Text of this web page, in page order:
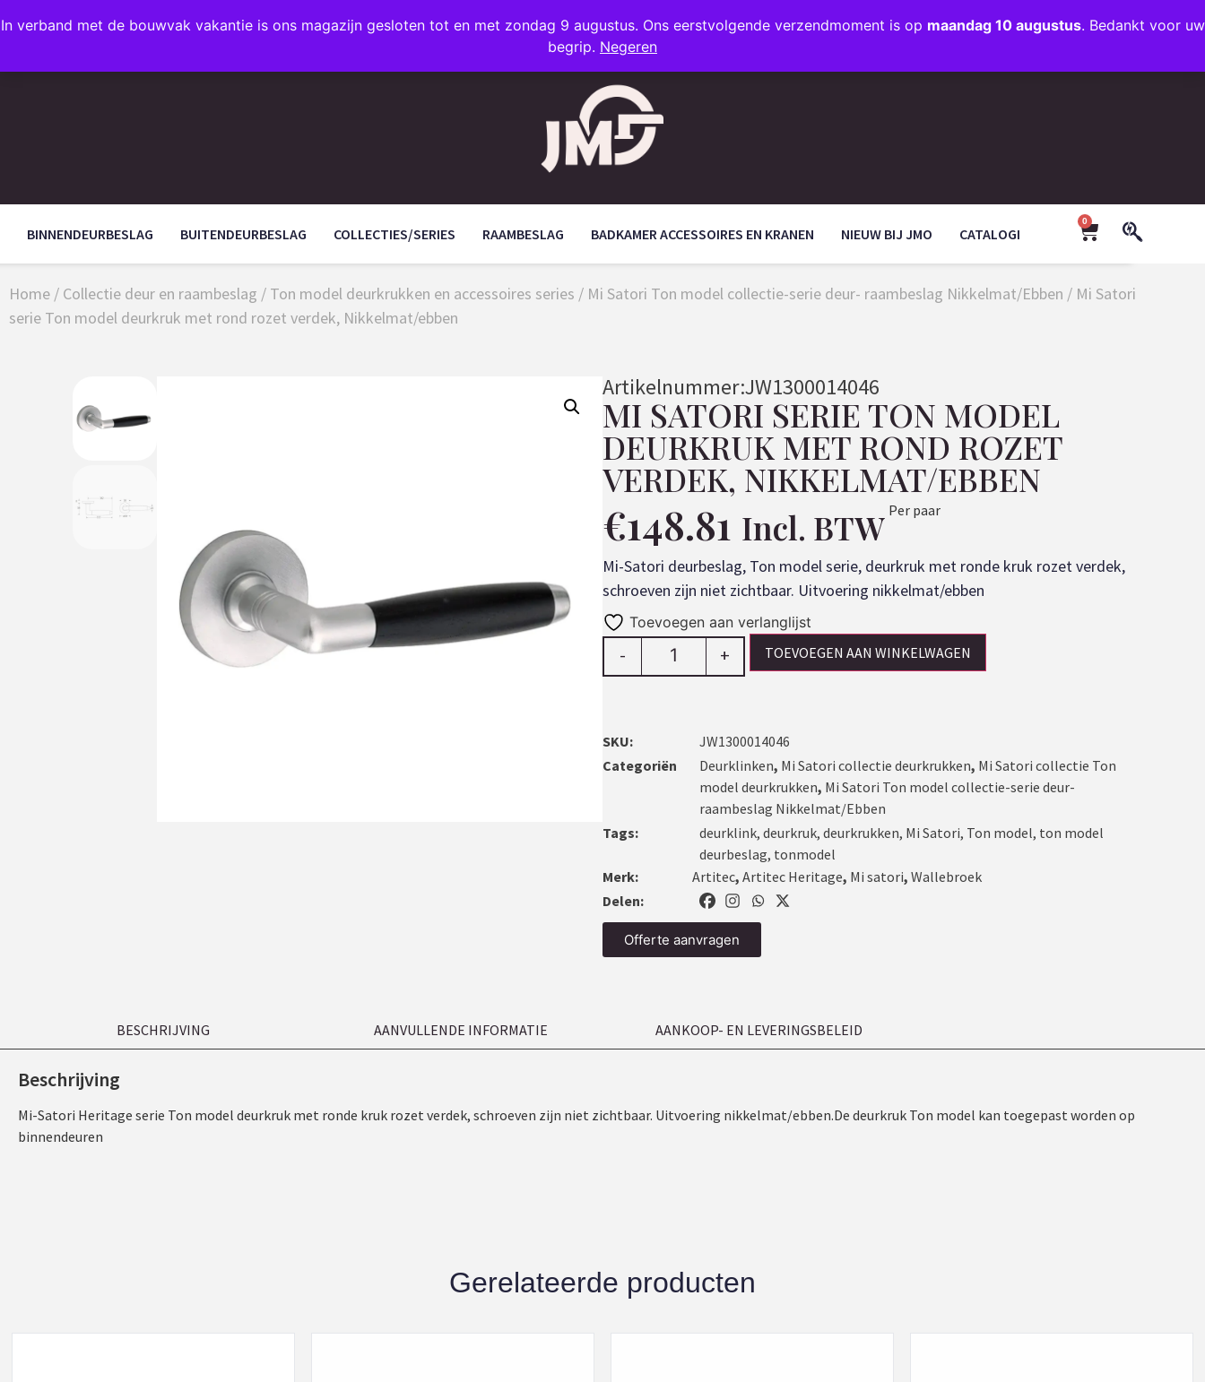
In verband met de bouwvak vakantie is ons magazijn gesloten tot en met zondag 9 augustus. Ons eerstvolgende verzendmoment is op maandag 10 augustus. Bedankt voor uw
begrip. Negeren
INFO@JMODESIGN.NL
+31 (0)35 203 1663
FAVORIETEN
BINNENDEURBESLAG BUITENDEURBESLAG COLLECTIES/SERIES RAAMBESLAG BADKAMER ACCESSOIRES EN KRANEN NIEUW BIJ JMO CATALOGI
0
Home / Collectie deur en raambeslag / Ton model deurkrukken en accessoires series / Mi Satori Ton model collectie-serie deur- raambeslag Nikkelmat/Ebben / Mi Satori
serie Ton model deurkruk met rond rozet verdek, Nikkelmat/ebben
Artikelnummer:JW1300014046
MI SATORI SERIE TON MODEL
DEURKRUK MET ROND ROZET
VERDEK, NIKKELMAT/EBBEN
€148.81 Incl. BTW Per paar
Mi-Satori deurbeslag, Ton model serie, deurkruk met ronde kruk rozet verdek,
schroeven zijn niet zichtbaar. Uitvoering nikkelmat/ebben
Toevoegen aan verlanglijst
- + TOEVOEGEN AAN WINKELWAGEN
SKU:
JW1300014046
Categoriën
Deurklinken, Mi Satori collectie deurkrukken, Mi Satori collectie Ton
model deurkrukken, Mi Satori Ton model collectie-serie deur-
raambeslag Nikkelmat/Ebben
Tags:
deurklink, deurkruk, deurkrukken, Mi Satori, Ton model, ton model
deurbeslag, tonmodel
Merk:
Artitec, Artitec Heritage, Mi satori, Wallebroek
Delen:
Offerte aanvragen
BESCHRIJVING AANVULLENDE INFORMATIE AANKOOP- EN LEVERINGSBELEID
Beschrijving
Mi-Satori Heritage serie Ton model deurkruk met ronde kruk rozet verdek, schroeven zijn niet zichtbaar. Uitvoering nikkelmat/ebben.De deurkruk Ton model kan toegepast worden op
binnendeuren
Gerelateerde producten